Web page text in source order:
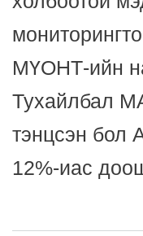
МҮОНТ-ийн
Тухайлбал
тэнцсэн бол
12%-иас